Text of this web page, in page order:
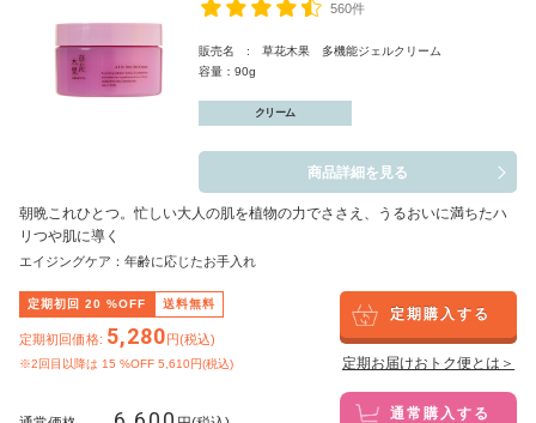
560件
販売名 : 草花木果 多機能ジェルクリーム
容量：90g
クリーム
商品詳細を見る
朝晩これひとつ。忙しい大人の肌を植物の力でささえ、うるおいに満ちたハ
リつや肌に導く
エイジングケア：年齢に応じたお手入れ
定期初回 20 %OFF 送料無料
定期初回価格: 5,280円(税込)
※2回目以降は 15 %OFF 5,610円(税込)
定期購入する
定期お届けおトク便とは＞
通常購入する